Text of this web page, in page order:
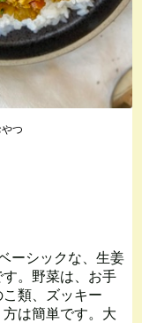
つ
ーシックな、生姜
。野菜は、お手
類、ズッキー
は簡単です。大